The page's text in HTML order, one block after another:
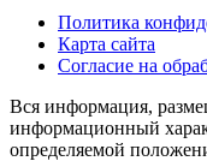
Политика
Карта сайта
Согласие на
Вся информация,
информационный
определяемой